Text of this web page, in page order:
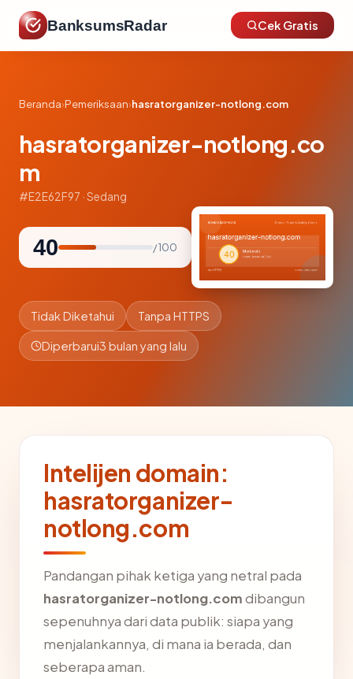
BanksumsRadar Cek Gratis
Beranda›Pemeriksaan›hasratorganizer-notlong.com
hasratorganizer-notlong.co
m
#E2E62F97 · Sedang
40 / 100
Tidak Diketahui Tanpa HTTPS
Diperbarui3 bulan yang lalu
Intelijen domain:
hasratorganizer-
notlong.com
Pandangan pihak ketiga yang netral pada
hasratorganizer-notlong.comdibangun
sepenuhnya dari data publik: siapa yang
menjalankannya, di mana ia berada, dan
seberapa aman.